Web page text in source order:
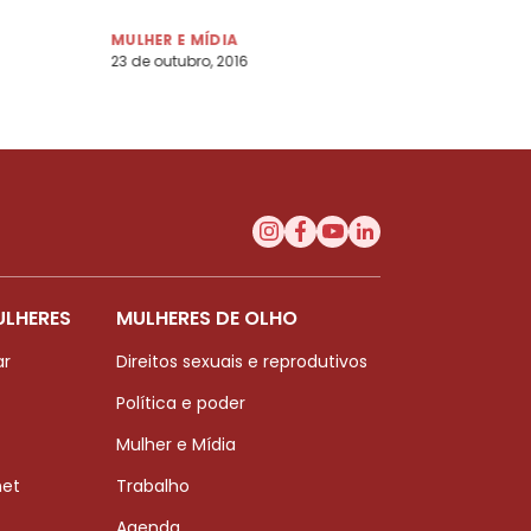
MULHER E MÍDIA
23 de outubro, 2016
MULHERES DE OLHO
Direitos sexuais e reprodutivos
Política e poder
Mulher e Mídia
Trabalho